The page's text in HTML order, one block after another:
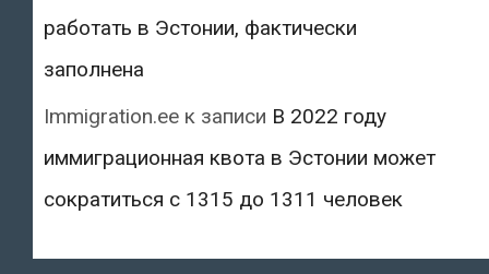
работать в Эстонии, фактически
заполнена
Immigration.ee к записи В 2022 году
иммиграционная квота в Эстонии может
сократиться с 1315 до 1311 человек